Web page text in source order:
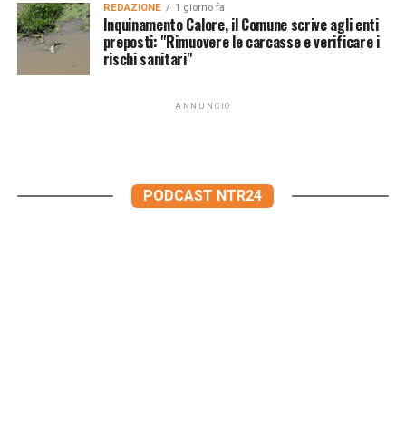
REDAZIONE 1 giorno fa
Inquinamento Calore, il Comune scrive agli enti
preposti: "Rimuovere le carcasse e verificare i
rischi sanitari"
ANNUNCIO
PODCAST NTR24